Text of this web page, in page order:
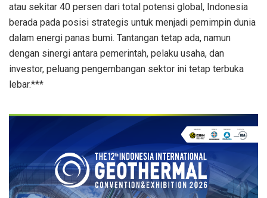
atau sekitar 40 persen dari total potensi global, Indonesia
berada pada posisi strategis untuk menjadi pemimpin dunia
dalam energi panas bumi. Tantangan tetap ada, namun
dengan sinergi antara pemerintah, pelaku usaha, dan
investor, peluang pengembangan sektor ini tetap terbuka
lebar.***